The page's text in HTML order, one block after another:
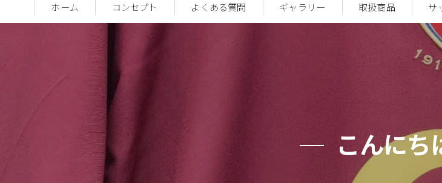
ホーム コンセプト よくある質問 ギャラリー 取扱商品 サ
こんにち